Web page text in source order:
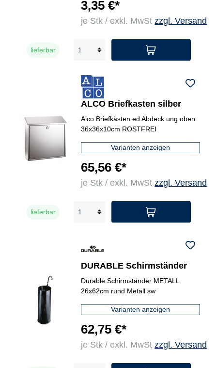
3,35 €*
je Stk / exkl. MwStzzgl. Versand
lieferbar
ALCO Briefkasten silber
Alco Briefkästen ed Abdeck ung oben
36x36x10cm ROSTFREI
Varianten anzeigen
65,56 €*
je Stk / exkl. MwStzzgl. Versand
lieferbar
DURABLE Schirmständer
Durable Schirmständer METALL
26x62cm rund Metall sw
Varianten anzeigen
62,75 €*
je Stk / exkl. MwStzzgl. Versand